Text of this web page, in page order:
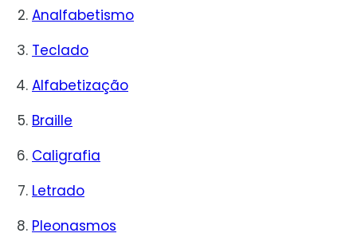
Analfabetismo
Teclado
Alfabetização
Braille
Caligrafia
Letrado
Pleonasmos